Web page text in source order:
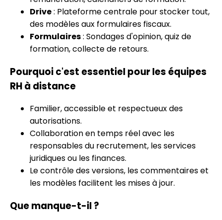
Drive: Plateforme centrale pour stocker tout,
des modèles aux formulaires fiscaux.
Formulaires: Sondages d'opinion, quiz de
formation, collecte de retours.
Pourquoi c'est essentiel pour les équipes
RH à distance
Familier, accessible et respectueux des
autorisations.
Collaboration en temps réel avec les
responsables du recrutement, les services
juridiques ou les finances.
Le contrôle des versions, les commentaires et
les modèles facilitent les mises à jour.
Que manque-t-il ?